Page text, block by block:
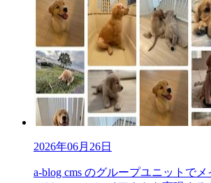
2026年06月26日
a-blog cms のグループユニットで